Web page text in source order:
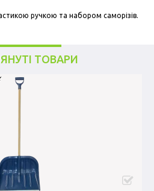
ручкою та набором саморізів.
ТОВАРИ